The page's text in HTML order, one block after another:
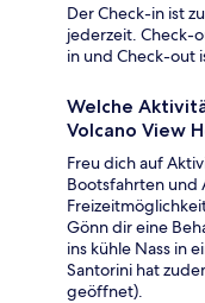
Der Check-in ist
jederzeit. Check-
in und Check-out
Welche
Volcano View
Freu dich auf
Bootsfahrten und
Gönn dir eine
ins kühle Nass in
Santorini hat
geöffnet).